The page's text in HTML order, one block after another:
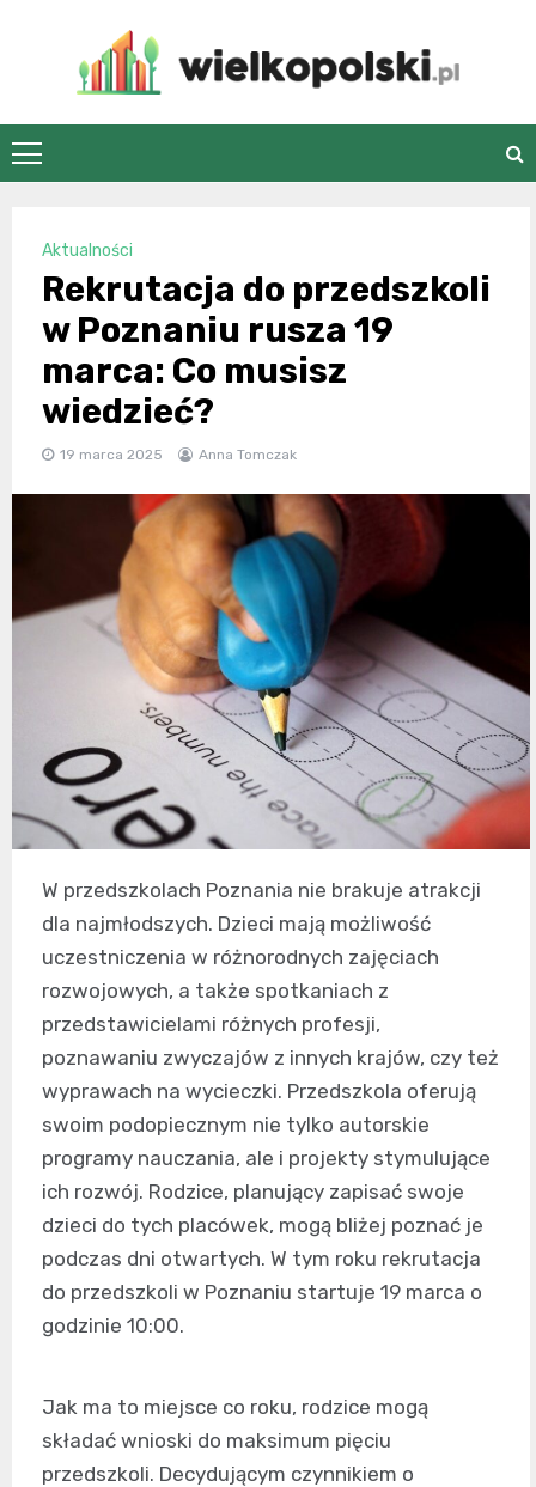
wielkopolski.pl
Aktualności
Rekrutacja do przedszkoli
w Poznaniu rusza 19
marca: Co musisz
wiedzieć?
19 marca 2025 Anna Tomczak
W przedszkolach Poznania nie brakuje atrakcji
dla najmłodszych. Dzieci mają możliwość
uczestniczenia w różnorodnych zajęciach
rozwojowych, a także spotkaniach z
przedstawicielami różnych profesji,
poznawaniu zwyczajów z innych krajów, czy też
wyprawach na wycieczki. Przedszkola oferują
swoim podopiecznym nie tylko autorskie
programy nauczania, ale i projekty stymulujące
ich rozwój. Rodzice, planujący zapisać swoje
dzieci do tych placówek, mogą bliżej poznać je
podczas dni otwartych. W tym roku rekrutacja
do przedszkoli w Poznaniu startuje 19 marca o
godzinie 10:00.
Jak ma to miejsce co roku, rodzice mogą
składać wnioski do maksimum pięciu
przedszkoli. Decydującym czynnikiem o